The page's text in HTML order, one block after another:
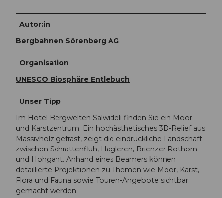
Autor:in
Bergbahnen Sörenberg AG
Organisation
UNESCO Biosphäre Entlebuch
Unser Tipp
Im Hotel Bergwelten Salwideli finden Sie ein Moor-
und Karstzentrum. Ein hochästhetisches 3D-Relief aus
Massivholz gefräst, zeigt die eindrückliche Landschaft
zwischen Schrattenfluh, Hagleren, Brienzer Rothorn
und Hohgant. Anhand eines Beamers können
detaillierte Projektionen zu Themen wie Moor, Karst,
Flora und Fauna sowie Touren-Angebote sichtbar
gemacht werden.